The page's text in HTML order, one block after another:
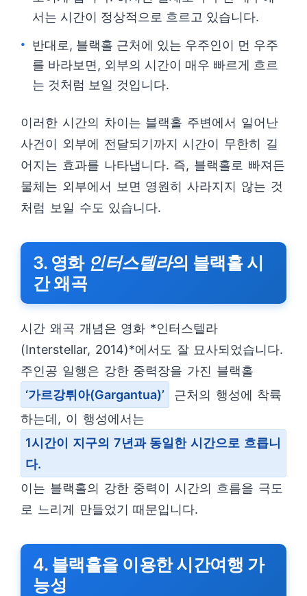
서는 시간이 정상적으로 흐르고 있습니다.
반대로, 블랙홀 근처에 있는 우주인이 먼 우주
를 바라보면, 외부의 시간이 매우 빠르게 흐르
는 것처럼 보일 것입니다.
이러한 시간의 차이는 블랙홀 주변에서 일어난
사건이 외부에 전달되기까지 시간이 무한히 길
어지는 효과를 나타냅니다. 즉, 블랙홀로 빠져든
물체는 외부에서 보면 영원히 사라지지 않는 것
처럼 보일 수도 있습니다.
3. 영화 인터스텔라의 블랙홀 시
간 왜곡
시간 왜곡 개념은 영화 *인터스텔라
(Interstellar, 2014)*에서도 잘 묘사되었습니다.
주인공 일행은 강한 중력장을 가진 블랙홀
‘가르강튀아(Gargantua)’
근처의 행성에 착륙
하는데, 이 행성에서는
1시간이 지구의 7년과 동일한 시간으로 흐릅니
다.
이는 블랙홀의 강한 중력이 시간의 흐름을 극도
로 느리게 만들었기 때문입니다.
4. 블랙홀을 이용한 시간여행 가
능성